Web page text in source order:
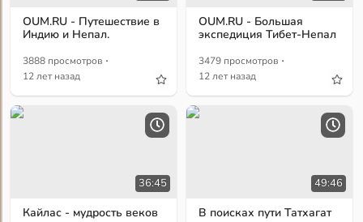
OUM.RU - Путешествие в
Индию и Непал.
3888 просмотров ·
12 лет назад
OUM.RU - Большая
экспедиция Тибет-Непал
3479 просмотров ·
12 лет назад
36:45
Кайлас - мудрость веков
49:46
В поисках пути Татхагат